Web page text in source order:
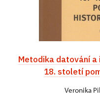
Metodika datování
18. století
Veronika